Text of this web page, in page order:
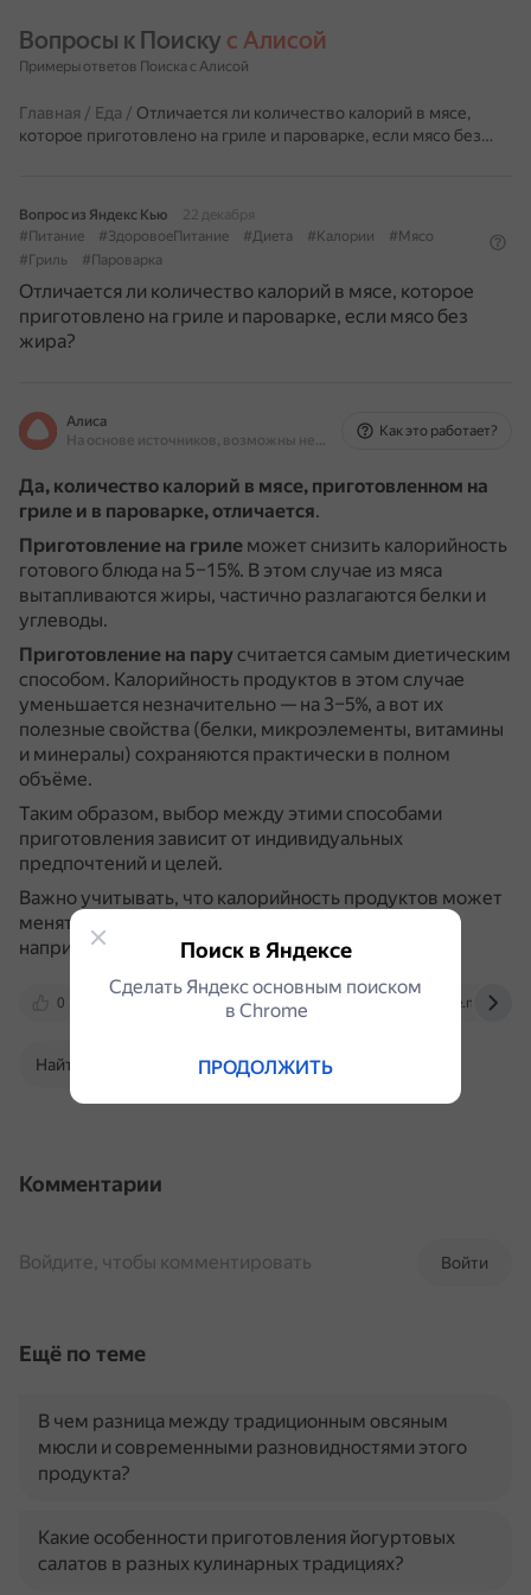
Вопросы к Поиску с Алисой
Примеры ответов Поиска с Алисой
Главная / Еда / Отличается ли количество калорий в мясе,
которое приготовлено на гриле и пароварке, если мясо без…
Вопрос из Яндекс Кью
22 декабря
#Питание
#ЗдоровоеПитание #Диета #Калории
#Мясо
#Гриль
#Пароварка
Отличается ли количество калорий в мясе, которое
приготовлено на гриле и пароварке, если мясо без
жира?
Алиса
На основе источников, возможны неточности
Как это работает?
Да, количество калорий в мясе, приготовленном на
гриле и в пароварке, отличается.
Приготовление на гриле может снизить калорийность
готового блюда на 5–15%. В этом случае из мяса
вытапливаются жиры, частично разлагаются белки и
углеводы.
Приготовление на парусчитается самым диетическим
способом. Калорийность продуктов в этом случае
уменьшается незначительно — на 3–5%, а вот их
полезные свойства (белки, микроэлементы, витамины
и минералы) сохраняются практически в полном
объёме.
Таким образом, выбор между этими способами
приготовления зависит от индивидуальных
предпочтений и целей.
Важно учитывать, что калорийность продуктов может
меняться в зависимости от других факторов,
например, от наличия масла при жарке.
0 yandex.ru www.kp.ru adme.media
Найти в Поиске
Комментарии
Войти
Войдите, чтобы комментировать
Ещё по теме
В чем разница между традиционным овсяным
мюсли и современными разновидностями этого
продукта?
Какие особенности приготовления йогуртовых
салатов в разных кулинарных традициях?
Поиск в Яндексе
Сделать Яндекс основным поиском
в Сhrome
ПРОДОЛЖИТЬ